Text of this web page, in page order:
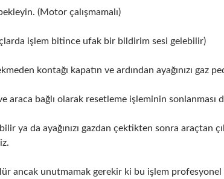
(Motor çalışmamalı)
işlem bitince ufak bir bildirim sesi gelebilir)
kontağı kapatın ve ardından ayağınızı gaz
bağlı olarak resetleme işleminin sonlanması
ya da ayağınızı gazdan çektikten sonra araçtan
ancak unutmamak gerekir ki bu işlem